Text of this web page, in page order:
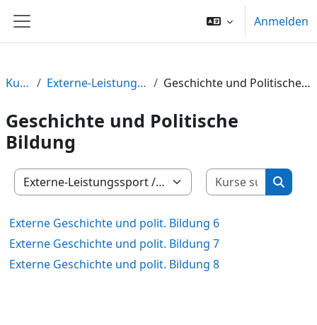
Website-Übersicht
Anmelden
Kurse Externe-Leistungssport Geschichte und Politische Bildung
Geschichte und Politische
Bildung
Kursbereiche
Kurse
Kurse
Externe Geschichte und polit. Bildung 6
Externe Geschichte und polit. Bildung 7
Externe Geschichte und polit. Bildung 8